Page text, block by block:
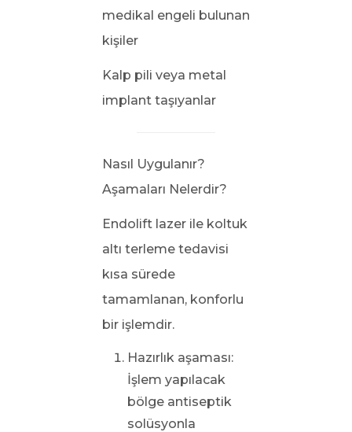
medikal engeli bulunan
kişiler
Kalp pili veya metal
implant taşıyanlar
Nasıl Uygulanır?
Aşamaları Nelerdir?
Endolift lazer ile koltuk
altı terleme tedavisi
kısa sürede
tamamlanan, konforlu
bir işlemdir.
Hazırlık aşaması:
İşlem yapılacak
bölge antiseptik
solüsyonla